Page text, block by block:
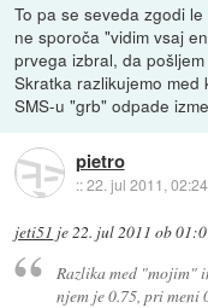
To pa se seveda zgodi
ne sporoča "vidim vsaj
prvega izbral, da
Skratka razlikujemo
SMS-u "grb" odpade
pietro
::22. jul 2011, 02:24
jeti51 je22. jul 2011 ob
Razlika med "mojim"
njem je 0.75, pri meni